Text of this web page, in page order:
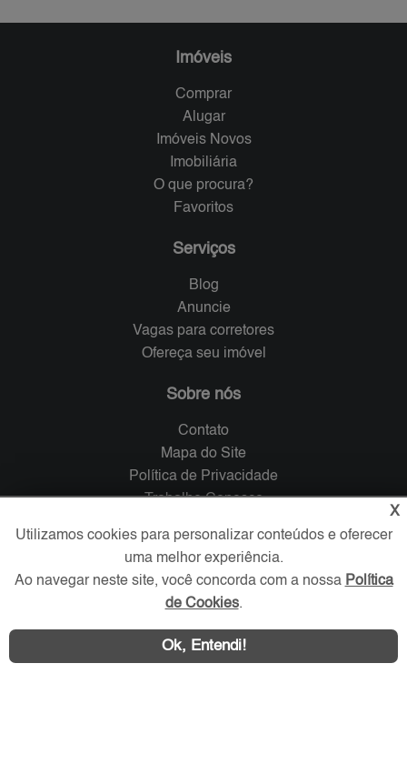
Imóveis
Comprar
Alugar
Imóveis Novos
Imobiliária
O que procura?
Favoritos
Serviços
Blog
Anuncie
Vagas para corretores
Ofereça seu imóvel
Sobre nós
Contato
Mapa do Site
Política de Privacidade
Trabalhe Conosco
Verificada por
Redes Sociais
X
Utilizamos cookies para personalizar conteúdos e oferecer
uma melhor experiência.
Ao navegar neste site, você concorda com a nossa Política
de Cookies.
Ok, Entendi!